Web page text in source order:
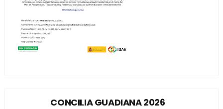
CONCILIA GUADIANA 2026